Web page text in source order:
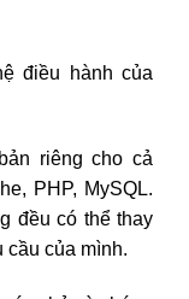
điều hành của
riêng cho cả
PHP, MySQL.
đều có thể thay
cầu của mình.